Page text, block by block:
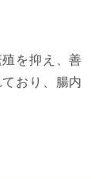
を抑え、善
おり、腸内